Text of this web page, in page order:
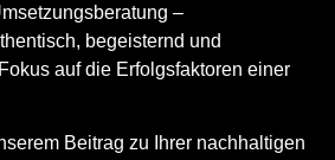
–
begeisternd und
auf die Erfolgsfaktoren einer
Beitrag zu Ihrer nachhaltigen